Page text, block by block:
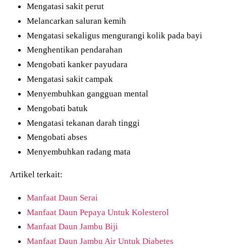
Mengatasi sakit perut
Melancarkan saluran kemih
Mengatasi sekaligus mengurangi kolik pada bayi
Menghentikan pendarahan
Mengobati kanker payudara
Mengatasi sakit campak
Menyembuhkan gangguan mental
Mengobati batuk
Mengatasi tekanan darah tinggi
Mengobati abses
Menyembuhkan radang mata
Artikel terkait:
Manfaat Daun Serai
Manfaat Daun Pepaya Untuk Kolesterol
Manfaat Daun Jambu Biji
Manfaat Daun Jambu Air Untuk Diabetes